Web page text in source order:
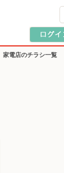
家電店のチラシ一覧